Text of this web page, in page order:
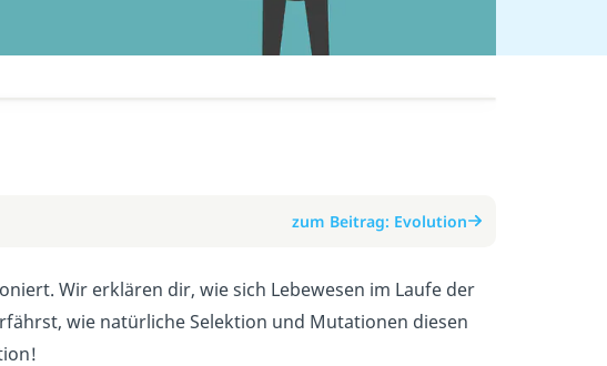
zum Beitrag: Evolution
Wir erklären dir, wie sich Lebewesen im Laufe der
wie natürliche Selektion und Mutationen diesen